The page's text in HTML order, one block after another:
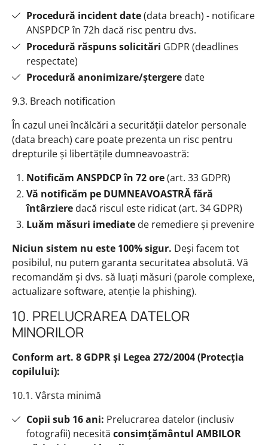
Procedură incident date(data breach) - notificare
ANSPDCP în 72h dacă risc pentru dvs.
Procedură răspuns solicitări GDPR (deadlines
respectate)
Procedură anonimizare/ștergere date
9.3. Breach notification
În cazul unei încălcări a securității datelor personale
(data breach) care poate prezenta un risc pentru
drepturile și libertățile dumneavoastră:
Notificăm ANSPDCP în 72 ore(art. 33 GDPR)
Vă notificăm pe DUMNEAVOASTRĂ fără
întârziere dacă riscul este ridicat (art. 34 GDPR)
Luăm măsuri imediate de remediere și prevenire
Niciun sistem nu este 100% sigur. Deși facem tot
posibilul, nu putem garanta securitatea absolută. Vă
recomandăm și dvs. să luați măsuri (parole complexe,
actualizare software, atenție la phishing).
10. PRELUCRAREA DATELOR
MINORILOR
Conform art. 8 GDPR și Legea 272/2004 (Protecția
copilului):
10.1. Vârsta minimă
Copii sub 16 ani: Prelucrarea datelor (inclusiv
fotografii) necesită consimțământul AMBILOR